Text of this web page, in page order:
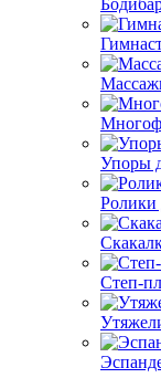
Упоры
Ролики
Степ-